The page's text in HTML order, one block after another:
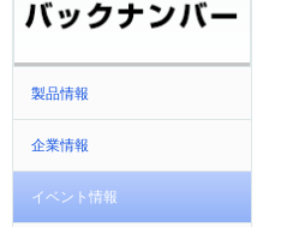
製品情報
企業情報
イベント情報